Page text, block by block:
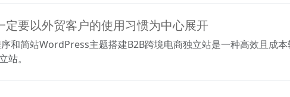
定要以外贸客户的使用习惯为中心展开
和简站WordPress主题搭建B2B跨境电商独立站是一种高效且成
站。